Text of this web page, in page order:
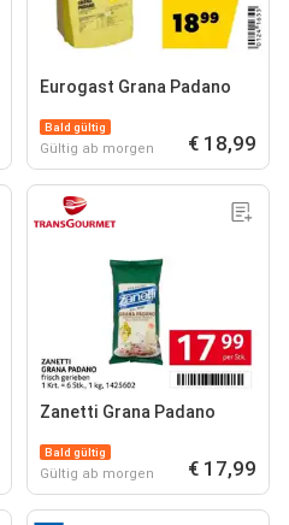
Eurogast Grana Padano
Bald gültig
Gültig ab morgen € 18,99
Zanetti Grana Padano
Bald gültig
Gültig ab morgen € 17,99